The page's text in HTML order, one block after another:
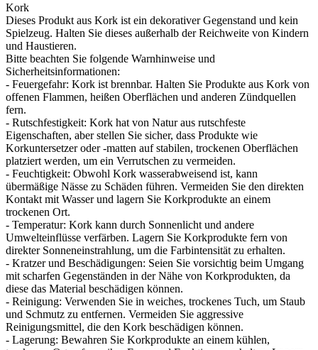
Kork
Dieses Produkt aus Kork ist ein dekorativer Gegenstand und kein
Spielzeug. Halten Sie dieses außerhalb der Reichweite von Kindern
und Haustieren.
Bitte beachten Sie folgende Warnhinweise und
Sicherheitsinformationen:
- Feuergefahr: Kork ist brennbar. Halten Sie Produkte aus Kork von
offenen Flammen, heißen Oberflächen und anderen Zündquellen
fern.
- Rutschfestigkeit: Kork hat von Natur aus rutschfeste
Eigenschaften, aber stellen Sie sicher, dass Produkte wie
Korkuntersetzer oder -matten auf stabilen, trockenen Oberflächen
platziert werden, um ein Verrutschen zu vermeiden.
- Feuchtigkeit: Obwohl Kork wasserabweisend ist, kann
übermäßige Nässe zu Schäden führen. Vermeiden Sie den direkten
Kontakt mit Wasser und lagern Sie Korkprodukte an einem
trockenen Ort.
- Temperatur: Kork kann durch Sonnenlicht und andere
Umwelteinflüsse verfärben. Lagern Sie Korkprodukte fern von
direkter Sonneneinstrahlung, um die Farbintensität zu erhalten.
- Kratzer und Beschädigungen: Seien Sie vorsichtig beim Umgang
mit scharfen Gegenständen in der Nähe von Korkprodukten, da
diese das Material beschädigen können.
- Reinigung: Verwenden Sie in weiches, trockenes Tuch, um Staub
und Schmutz zu entfernen. Vermeiden Sie aggressive
Reinigungsmittel, die den Kork beschädigen können.
- Lagerung: Bewahren Sie Korkprodukte an einem kühlen,